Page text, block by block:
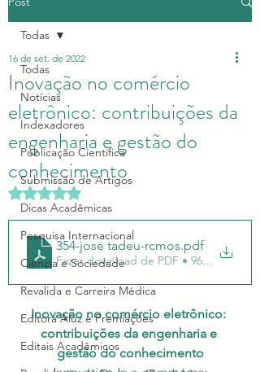
Todas
Notícias
Indexadores
Publicação Científica
Submissão de Artigos
Dicas Acadêmicas
Pesquisa Internacional
Ciência e Sociedade
Revalida e Carreira Médica
Editora Aluz e Premiações
Editais Acadêmicos
Todas
Inovação no comércio
eletrônico: contribuições da
engenharia e gestão do
conhecimento
16 de set. de 2022
Avaliado com NaN de 5 estrelas.
354-jose tadeu-rcmos.pdf
Fazer download de PDF • 969KB
Inovação no comércio eletrônico:
contribuições da engenharia e
gestão do conhecimento